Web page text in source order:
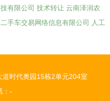
有限公司 技术转让 云南泽润农
手车交易网络信息有限公司
人工
时代奥园15栋2单元204室
：-